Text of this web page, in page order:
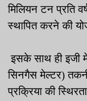
मिलियन टन प्रति
स्थापित करने की
इसके साथ ही इजी
सिनगैस मेल्टर)
प्रक्रिया की